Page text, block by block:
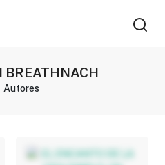
BREATHNACH
Autores